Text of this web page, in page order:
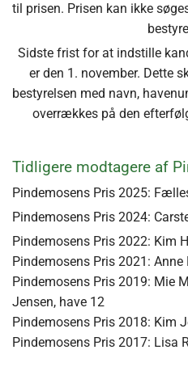
til prisen. Prisen kan ikke
Sidste frist for at indstille
er den 1. november. Dette
bestyrelsen med navn,
overrækkes på den
Tidligere modtagere af
Pindemosens Pris 2025:
Pindemosens Pris 2024:
Pindemosens Pris 2022: Kim
Pindemosens Pris 2021:
Pindemosens Pris 2019: Mie
Jensen, have 12
Pindemosens Pris 2018: Kim
Pindemosens Pris 2017: Lisa